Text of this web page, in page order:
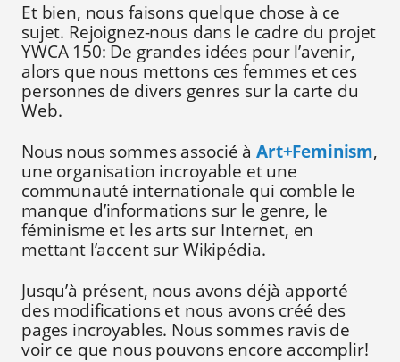
Et bien, nous faisons quelque chose à ce
sujet. Rejoignez-nous dans le cadre du projet
YWCA 150: De grandes idées pour l’avenir,
alors que nous mettons ces femmes et ces
personnes de divers genres sur la carte du
Web.
Nous nous sommes associé à Art+Feminism,
une organisation incroyable et une
communauté internationale qui comble le
manque d’informations sur le genre, le
féminisme et les arts sur Internet, en
mettant l’accent sur Wikipédia.
Jusqu’à présent, nous avons déjà apporté
des modifications et nous avons créé des
pages incroyables. Nous sommes ravis de
voir ce que nous pouvons encore accomplir!